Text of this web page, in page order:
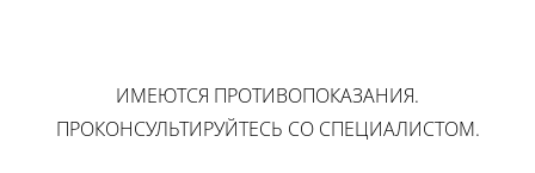
ИМЕЮТСЯ ПРОТИВОПОКАЗАНИЯ.
ПРОКОНСУЛЬТИРУЙТЕСЬ СО СПЕЦИАЛИСТОМ.